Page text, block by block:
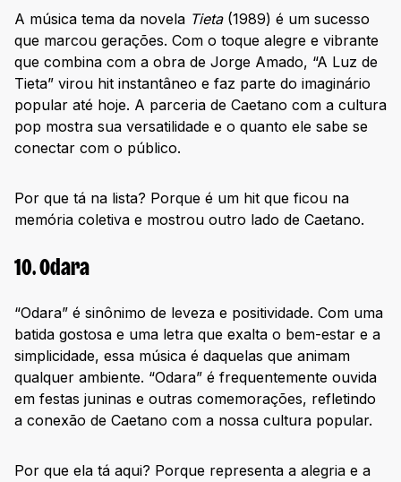
A música tema da novela Tieta(1989) é um sucesso
que marcou gerações. Com o toque alegre e vibrante
que combina com a obra de Jorge Amado, “A Luz de
Tieta” virou hit instantâneo e faz parte do imaginário
popular até hoje. A parceria de Caetano com a cultura
pop mostra sua versatilidade e o quanto ele sabe se
conectar com o público.
Por que tá na lista? Porque é um hit que ficou na
memória coletiva e mostrou outro lado de Caetano.
10. Odara
“Odara” é sinônimo de leveza e positividade. Com uma
batida gostosa e uma letra que exalta o bem-estar e a
simplicidade, essa música é daquelas que animam
qualquer ambiente. “Odara” é frequentemente ouvida
em festas juninas e outras comemorações, refletindo
a conexão de Caetano com a nossa cultura popular.
Por que ela tá aqui? Porque representa a alegria e a